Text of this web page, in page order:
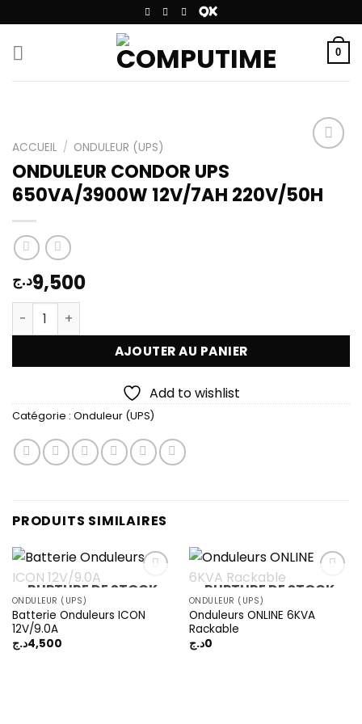
au
contenu
0
Add to
ACCUEIL / ONDULEUR (UPS)
ONDULEUR CONDOR UPS
650VA/3900W 12V/7AH 220V/50H
9,500د.ج
quantité de ONDULEUR CONDOR UPS 650VA/3900W
AJOUTER AU PANIER
Add to wishlist
Catégorie : Onduleur (UPS)
PRODUITS SIMILAIRES
Add to
RUPTURE DE STOCK
ONDULEUR (UPS)
Batterie Onduleurs ICON
12V/9.0A
4,500د.ج
Add to
RUPTURE DE STOCK
ONDULEUR (UPS)
Onduleurs ONLINE 6KVA
Rackable
0د.ج